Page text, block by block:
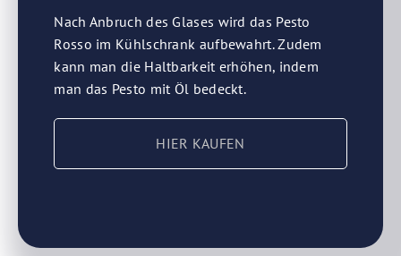
Nach Anbruch des Glases wird das Pesto
Rosso im Kühlschrank aufbewahrt. Zudem
kann man die Haltbarkeit erhöhen, indem
man das Pesto mit Öl bedeckt.
HIER KAUFEN